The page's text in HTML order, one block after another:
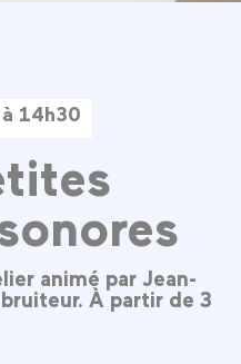
14h30
animé par Jean-
À partir de 3